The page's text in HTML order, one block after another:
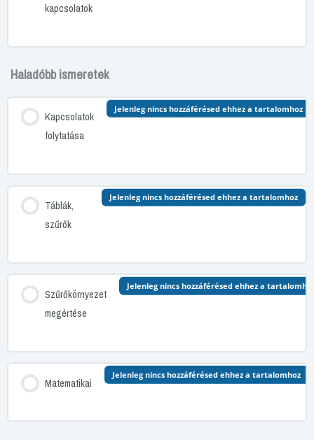
kapcsolatok
Haladóbb ismeretek
Kapcsolatok
folytatása
Jelenleg nincs hozzáférésed ehhez a tartalomhoz
Táblák,
szűrők
Jelenleg nincs hozzáférésed ehhez a tartalomhoz
Szűrőkörnyezet
megértése
Jelenleg nincs hozzáférésed ehhez a
Matematikai
Jelenleg nincs hozzáférésed ehhez a tartalomhoz